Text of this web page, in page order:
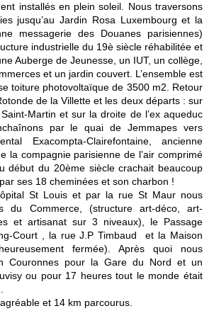
installés en plein soleil. Nous traversons
jusqu’au Jardin Rosa Luxembourg et la
messagerie des Douanes parisiennes)
industrielle du 19è siècle réhabilitée et
Auberge de Jeunesse, un IUT, un collège,
et un jardin couvert. L’ensemble est
toiture photovoltaïque de 3500 m2. Retour
de la Villette et les deux départs : sur
Martin et sur la droite de l’ex aqueduc
par le quai de Jemmapes vers
Exacompta-Clairefontaine, ancienne
la compagnie parisienne de l’air comprimé
début du 20ème siècle crachait beaucoup
ses 18 cheminées et son charbon !
St Louis et par la rue St Maur nous
du Commerce, (structure art-déco, art-
et artisanat sur 3 niveaux), le Passage
Court , la rue J.P Timbaud et la Maison
fermée). Après quoi nous
Couronnes pour la Gare du Nord et un
ou pour 17 heures tout le monde était
et 14 km parcourus.